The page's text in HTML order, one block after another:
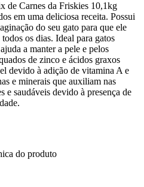
de Carnes da Friskies 10,1kg
em uma deliciosa receita. Possui
do seu gato para que ele
os dias. Ideal para gatos
a manter a pele e pelos
de zinco e ácidos graxos
devido à adição de vitamina A e
e minerais que auxiliam nas
e saudáveis devido à presença de
do produto